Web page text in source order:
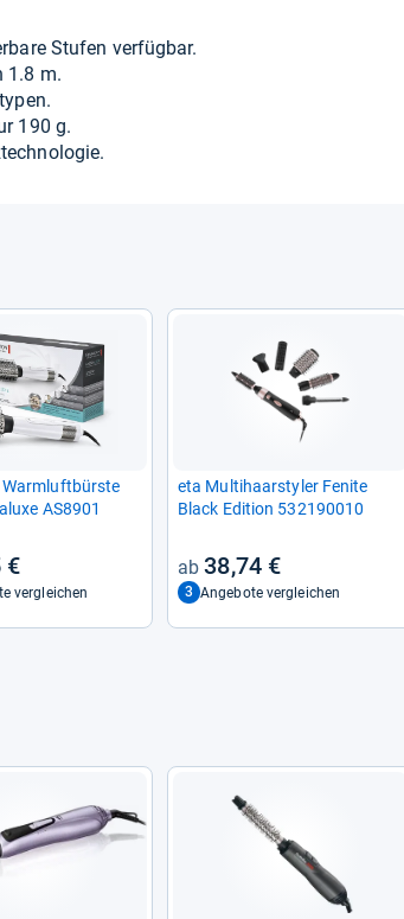
Stu­fen ver­füg­bar.
1.8 m.
190 g.
Warm­luft­bürste
AS8901
€
vergleichen
eta Mul­ti­haar­sty­ler Fenite
Black Edi­tion 532190010
38,74 €
3 Angebote vergleichen